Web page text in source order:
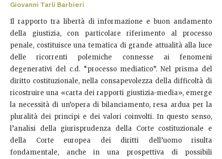
Giovanni Tarli Barbieri
Il rapporto tra libertà di informazione e buon andamento
della giustizia, con particolare riferimento al processo
penale, costituisce una tematica di grande attualità alla luce
delle ricorrenti polemiche connesse ai fenomeni
degenerativi del c.d. “processo mediatico”. Nel prisma del
diritto costituzionale, nella consapevolezza della difficoltà di
ricostruire una «carta dei rapporti giustizia-media», emerge
la necessità di un’opera di bilanciamento, resa ardua per la
pluralità dei principi e dei valori coinvolti. In questo senso,
l’analisi della giurisprudenza della Corte costituzionale e
della Corte europea dei diritti dell’uomo risulta
fondamentale, anche in una prospettiva di possibili